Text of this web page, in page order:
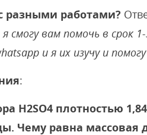
разными работами?
вам помочь в срок
и я их изучу и
:
H2SO4 плотностью
Чему равна массовая